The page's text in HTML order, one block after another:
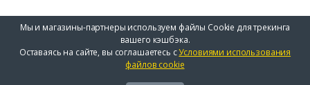
Мы и магазины-партнеры используем файлы Cookie для трекинга
вашего кэшбэка.
Оставаясь на сайте, вы соглашаетесь сУсловиями использования
файлов cookie